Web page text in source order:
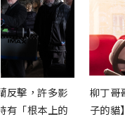
反擊，許多影
有「根本上的
柳丁哥
子的貓